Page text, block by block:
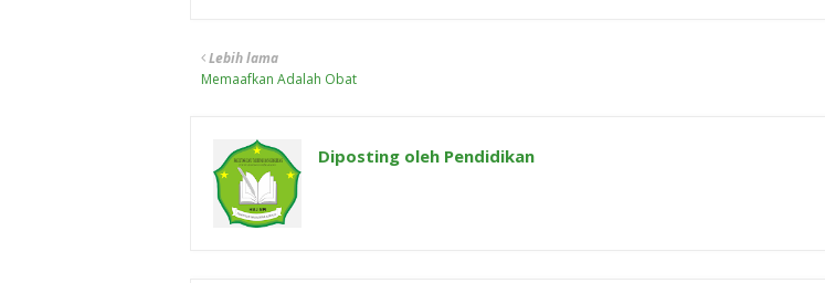
Lebih lama
Memaafkan Adalah Obat
Diposting oleh Pendidikan